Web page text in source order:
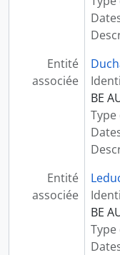
Entité
associée
BE
Entité
associée
BE